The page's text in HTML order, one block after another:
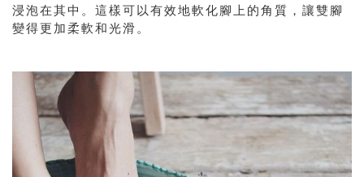
浸泡在其中。這樣可以有效地軟化腳上的角質，讓雙腳
變得更加柔軟和光滑。